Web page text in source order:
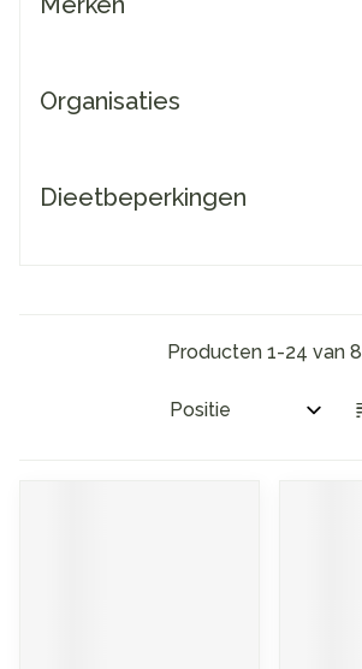
Organisaties
Dieetbeperkingen
Producten 1-24 van
Sorteer op: